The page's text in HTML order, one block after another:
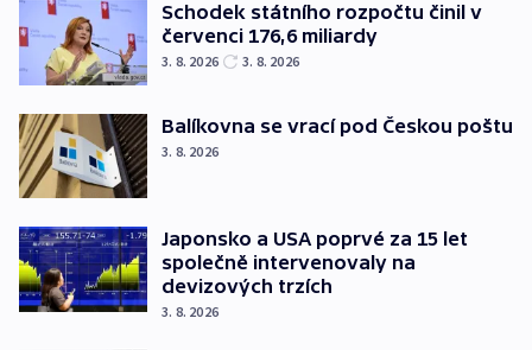
Schodek státního rozpočtu činil v
červenci 176,6 miliardy
3. 8. 2026 3. 8. 2026
Balíkovna se vrací pod Českou poštu
3. 8. 2026
Japonsko a USA poprvé za 15 let
společně intervenovaly na
devizových trzích
3. 8. 2026